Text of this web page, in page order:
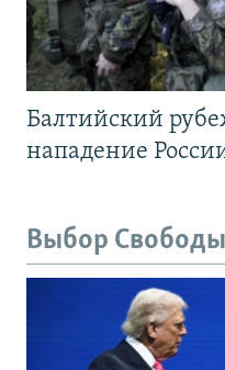
Балтийский
нападение
Выбор Свободы